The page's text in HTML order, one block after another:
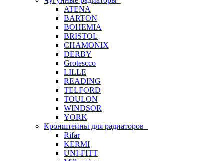
ATENA
BARTON
BOHEMIA
BRISTOL
CHAMONIX
DERBY
Grotescco
LILLE
READING
TELFORD
TOULON
WINDSOR
YORK
Кронштейны для радиаторов
Rifar
KERMI
UNI-FITT